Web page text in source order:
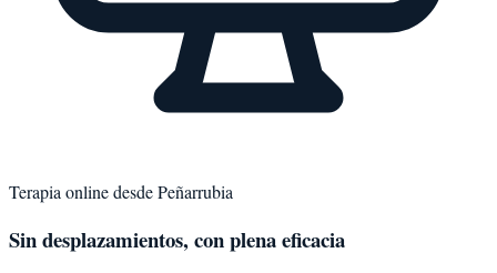
Terapia online desdePeñarrubia
Sin desplazamientos, con plena eficacia